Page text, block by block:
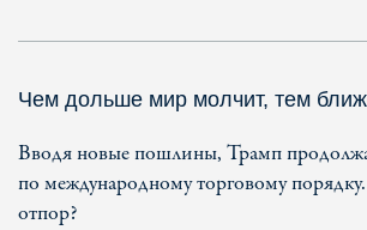
Чем дольше мир молчит, тем
Вводя новые пошлины, Трамп
по международному торговому
отпор?